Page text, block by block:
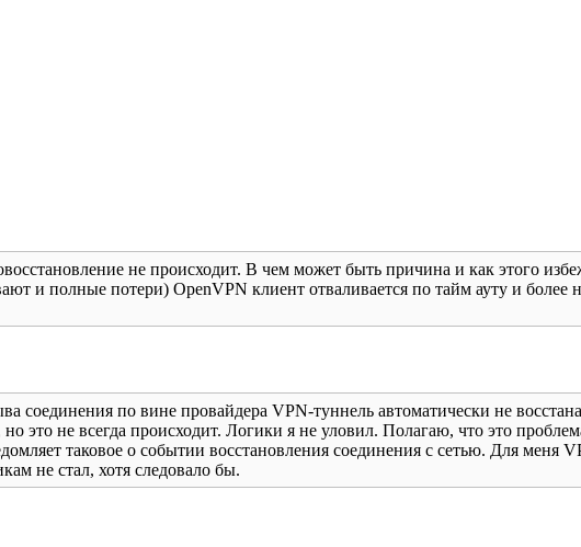
не происходит. В чем может быть причина и как этого
и полные потери) OpenVPN клиент отваливается по тайм ауту и более
соединения по вине провайдера VPN-туннель автоматически не
это не всегда происходит. Логики я не уловил. Полагаю, что это
таковое о событии восстановления соединения с сетью. Для меня
не стал, хотя следовало бы.